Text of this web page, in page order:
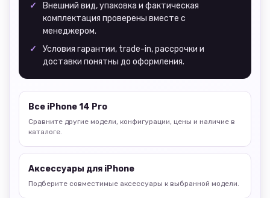
Внешний вид, упаковка и фактическая
комплектация проверены вместе с
менеджером.
Условия гарантии, trade-in, рассрочки и
доставки понятны до оформления.
Все iPhone 14 Pro
Сравните другие модели, конфигурации, цены и наличие в
каталоге.
Аксессуары для iPhone
Подберите совместимые аксессуары к выбранной модели.